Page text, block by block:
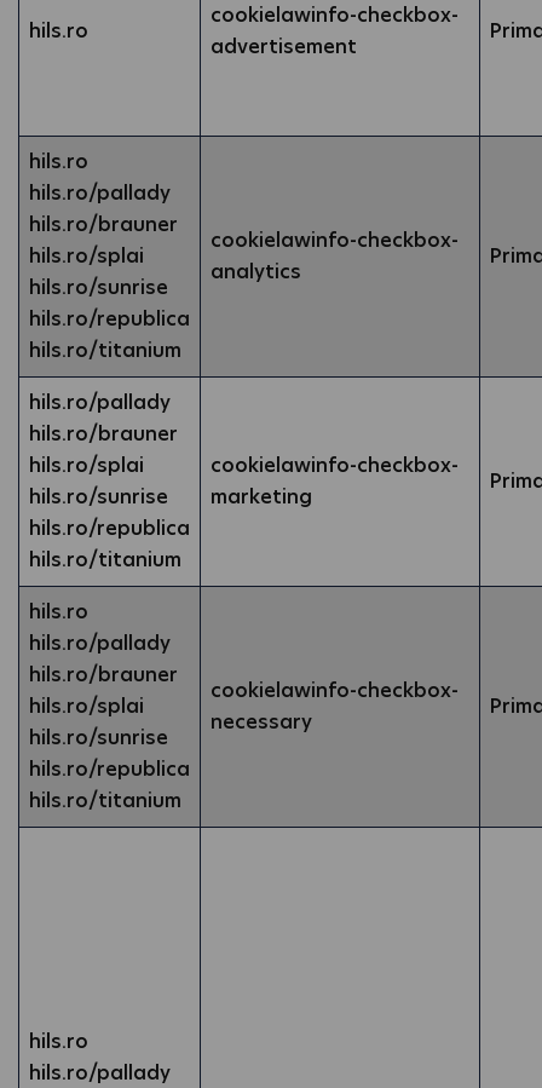
hils.ro
cookielawinfo-checkbox-
advertisement
hils.ro
hils.ro/pallady
hils.ro/brauner
hils.ro/splai
hils.ro/sunrise
hils.ro/republica
hils.ro/titanium
cookielawinfo-checkbox-
analytics
hils.ro/pallady
hils.ro/brauner
hils.ro/splai
hils.ro/sunrise
hils.ro/republica
hils.ro/titanium
cookielawinfo-checkbox-
marketing
hils.ro
hils.ro/pallady
hils.ro/brauner
hils.ro/splai
hils.ro/sunrise
hils.ro/republica
hils.ro/titanium
cookielawinfo-checkbox-
necessary
hils.ro
hils.ro/pallady